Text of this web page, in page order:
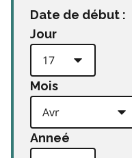
Date de début :
Jour
Mois
Anneé